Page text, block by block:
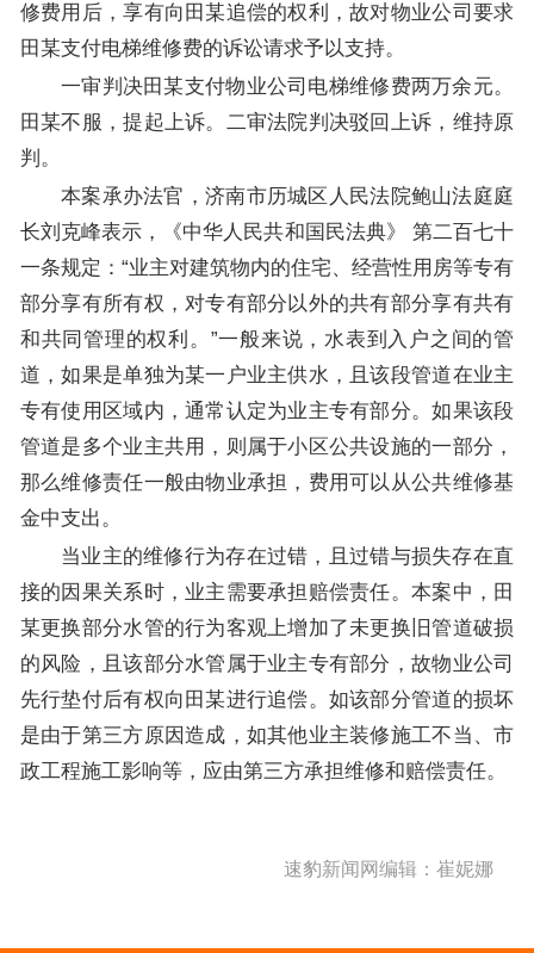
修费用后，享有向田某追偿的权利，故对物业公司要求
田某支付电梯维修费的诉讼请求予以支持。
一审判决田某支付物业公司电梯维修费两万余元。
田某不服，提起上诉。二审法院判决驳回上诉，维持原
判。
本案承办法官，济南市历城区人民法院鲍山法庭庭
长刘克峰表示，《中华人民共和国民法典》 第二百七十
一条规定：“业主对建筑物内的住宅、经营性用房等专有
部分享有所有权，对专有部分以外的共有部分享有共有
和共同管理的权利。”一般来说，水表到入户之间的管
道，如果是单独为某一户业主供水，且该段管道在业主
专有使用区域内，通常认定为业主专有部分。如果该段
管道是多个业主共用，则属于小区公共设施的一部分，
那么维修责任一般由物业承担，费用可以从公共维修基
金中支出。
当业主的维修行为存在过错，且过错与损失存在直
接的因果关系时，业主需要承担赔偿责任。本案中，田
某更换部分水管的行为客观上增加了未更换旧管道破损
的风险，且该部分水管属于业主专有部分，故物业公司
先行垫付后有权向田某进行追偿。如该部分管道的损坏
是由于第三方原因造成，如其他业主装修施工不当、市
政工程施工影响等，应由第三方承担维修和赔偿责任。
速豹新闻网编辑：崔妮娜